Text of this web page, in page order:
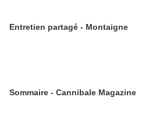
Entretien partagé - Montaigne
Sommaire - Cannibale Magazine